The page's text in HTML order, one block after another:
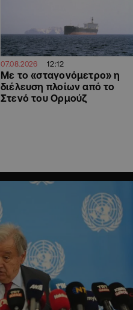
07.08.2026 12:12
Με το «σταγονόμετρο» η
διέλευση πλοίων από το
Στενό του Ορμούζ